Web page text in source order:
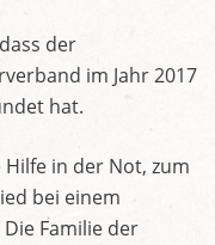
der
im Jahr 2017
hat.
in der Not, zum
bei einem
Familie der